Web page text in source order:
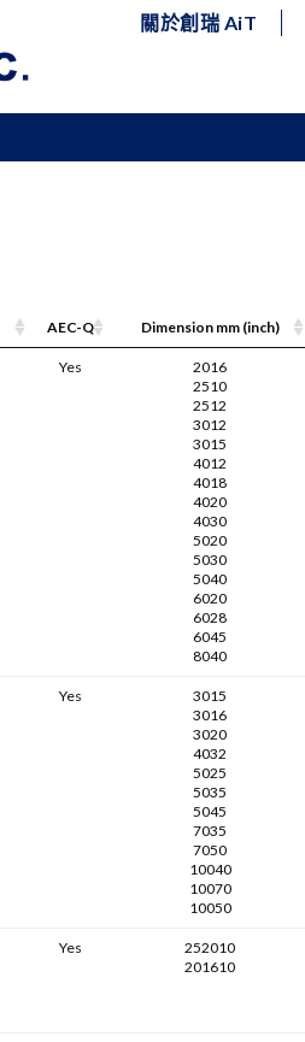
關於創瑞 AiT
AEC-Q Dimension mm (inch)
Yes
2016
2510
2512
3012
3015
4012
4018
4020
4030
5020
5030
5040
6020
6028
6045
8040
Yes
3015
3016
3020
4032
5025
5035
5045
7035
7050
10040
10070
10050
Yes
252010
201610